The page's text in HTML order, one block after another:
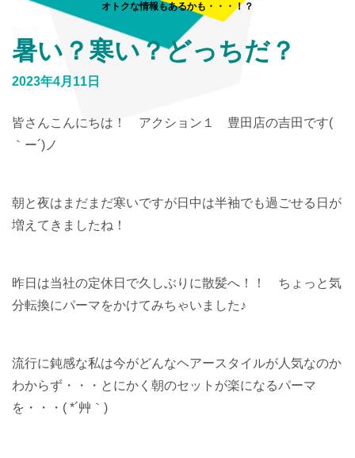
オトクな情報もあるかも・・・！？
暑い？寒い？どっちだ？
2023年4月11日
皆さんこんにちは！ アクション１ 豊田店の吉田です(
｀ー´)ノ
朝と夜はまだまだ寒いですが日中は半袖でも過ごせる日が
増えてきましたね！
昨日は当社の定休日で久しぶりに散髪へ！！ ちょっと気
分転換にパーマをかけてみちゃいました♪
流行に鈍感な私は今がどんなヘアースタイルが人気なのか
わからず・・・とにかく朝のセットが楽になるパーマ
を・・・( *´艸｀)